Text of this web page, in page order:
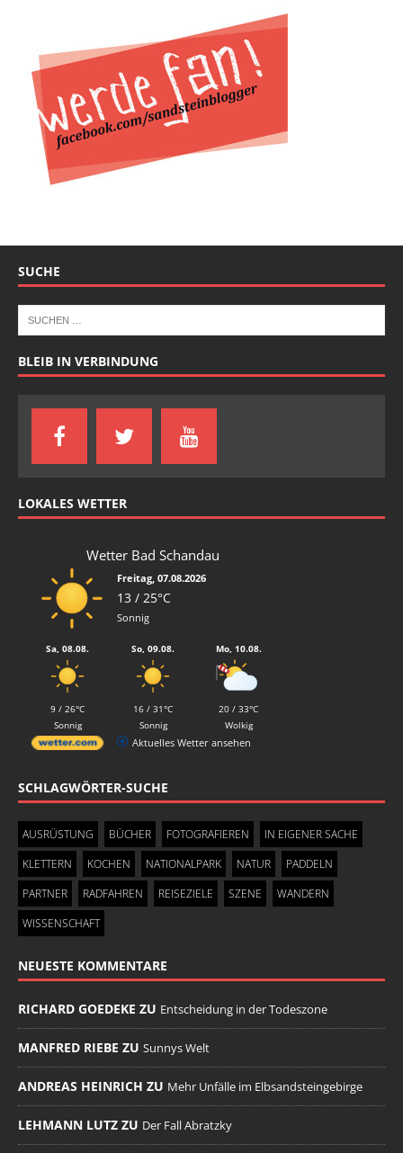
SUCHE
BLEIB IN VERBINDUNG
LOKALES WETTER
Wetter Bad Schandau
Freitag, 07.08.2026
13 / 25°C
Sonnig
Sa, 08.08.
9 / 26°C
Sonnig
So, 09.08.
16 / 31°C
Sonnig
Mo, 10.08.
20 / 33°C
Wolkig
Aktuelles Wetter ansehen
SCHLAGWÖRTER-SUCHE
AUSRÜSTUNG BÜCHER FOTOGRAFIEREN
IN EIGENER SACHE
KLETTERN
KOCHEN NATIONALPARK NATUR
PADDELN
PARTNER
RADFAHREN REISEZIELE SZENE
WANDERN
WISSENSCHAFT
NEUESTE KOMMENTARE
RICHARD GOEDEKE ZU Entscheidung in der Todeszone
MANFRED RIEBE ZU Sunnys Welt
ANDREAS HEINRICH ZU Mehr Unfälle im Elbsandsteingebirge
LEHMANN LUTZ ZU Der Fall Abratzky